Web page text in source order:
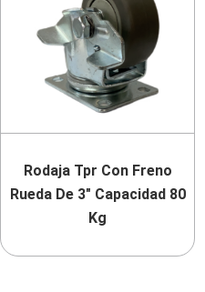
Rodaja Tpr Con Freno
Rueda De 3″ Capacidad 80
Kg